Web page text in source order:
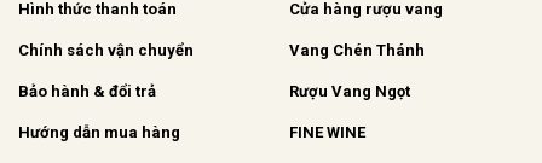
Hình thức thanh toán
Chính sách vận chuyển
Bảo hành & đổi trả
Hướng dẫn mua hàng
Cửa hàng rượu vang
Vang Chén Thánh
Rượu Vang Ngọt
FINE WINE